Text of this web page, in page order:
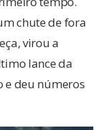
chute de fora
virou a
lance da
e deu números